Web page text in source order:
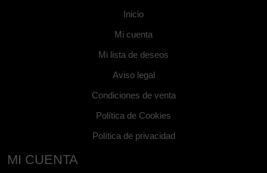
Inicio
Mi cuenta
Mi lista de deseos
Aviso legal
Condiciones de venta
Política de Cookies
Política de privacidad
MI CUENTA